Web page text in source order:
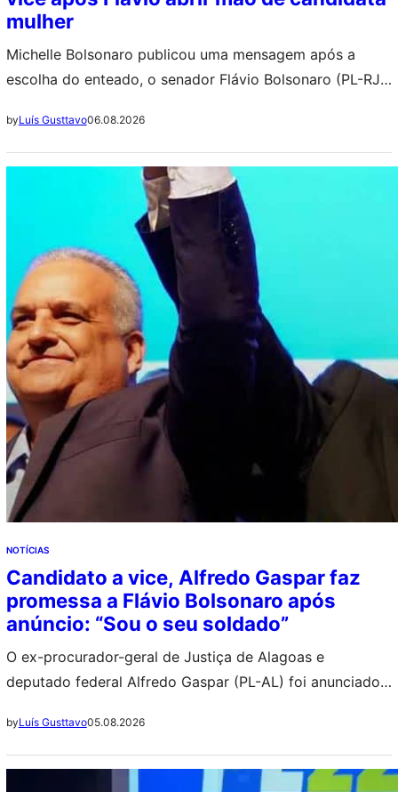
mulher
Michelle Bolsonaro publicou uma mensagem após a
escolha do enteado, o senador Flávio Bolsonaro (PL-RJ)
candidato a vice-presidente. ++ Delegado faz revelação
chocante sobre a morte de Chorão: “Decepou o próprio
dedo” Ao comentar a definição da chapa, a ex-primeira-
dama agradeceu às “Mulheres de Bem” que colocaram
byLuís Gusttavo06.08.2026
NOTÍCIAS
Candidato a vice, Alfredo Gaspar faz
promessa a Flávio Bolsonaro após
anúncio: “Sou o seu soldado”
O ex-procurador-geral de Justiça de Alagoas e
deputado federal Alfredo Gaspar (PL-AL) foi anunciado
na chapa de Flávio Bolsonaro (PL) à Presidência da
República. ++ Ex-prefeito investigado é o sucessor de
Eduardo Bolsonaro como suplente ao Senado por SP Ao
byLuís Gusttavo05.08.2026